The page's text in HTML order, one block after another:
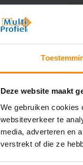
Deze website maakt
We gebruiken cookies
websiteverkeer te
media, adverteren en
verstrekt of die ze